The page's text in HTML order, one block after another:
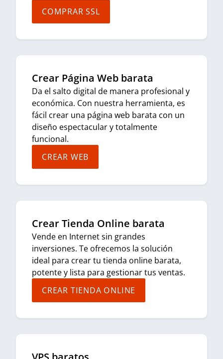
COMPRAR SSL
Crear Página Web barata
Da el salto digital de manera profesional y
económica. Con nuestra herramienta, es
fácil crear una página web barata con un
diseño espectacular y totalmente
funcional.
CREAR WEB
Crear Tienda Online barata
Vende en Internet sin grandes
inversiones. Te ofrecemos la solución
ideal para crear tu tienda online barata,
potente y lista para gestionar tus ventas.
CREAR TIENDA ONLINE